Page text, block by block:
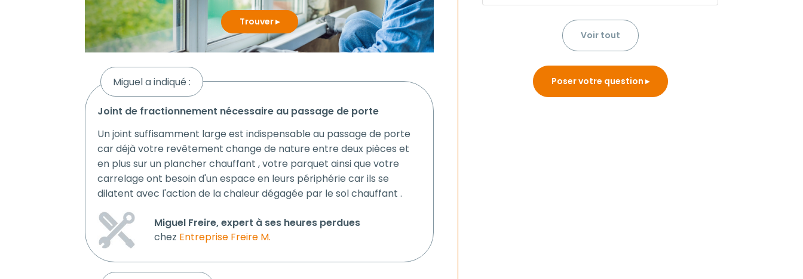
Trouver
Miguel a indiqué :
joint de fractionnement nécessaire au passage de porte
Un joint suffisamment large est indispensable au passage de porte
car déjà votre revêtement change de nature entre deux pièces et
en plus sur un plancher chauffant , votre parquet ainsi que votre
carrelage ont besoin d'un espace en leurs périphérie car ils se
dilatent avec l'action de la chaleur dégagée par le sol chauffant .
Miguel Freire, expert à ses heures perdues
chez Entreprise Freire M.
Voir tout
Poser votre question